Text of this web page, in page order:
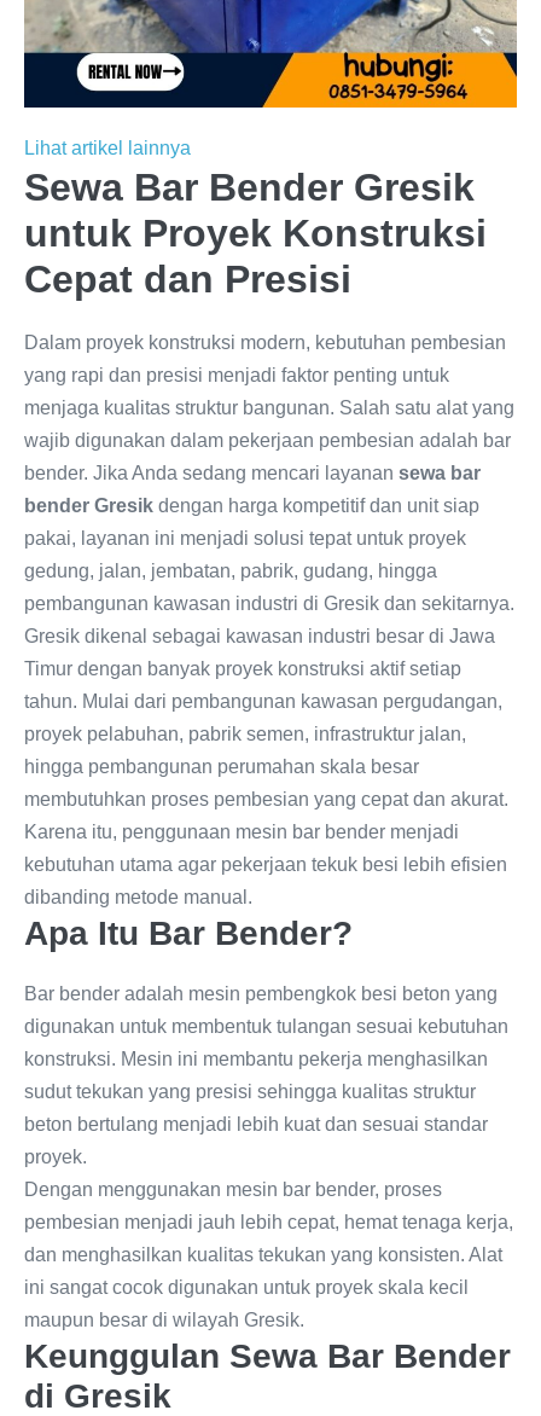
Lihat artikel lainnya
Sewa Bar Bender Gresik
untuk Proyek Konstruksi
Cepat dan Presisi
Dalam proyek konstruksi modern, kebutuhan pembesian
yang rapi dan presisi menjadi faktor penting untuk
menjaga kualitas struktur bangunan. Salah satu alat yang
wajib digunakan dalam pekerjaan pembesian adalah bar
bender. Jika Anda sedang mencari layanan sewa bar
bender Gresik dengan harga kompetitif dan unit siap
pakai, layanan ini menjadi solusi tepat untuk proyek
gedung, jalan, jembatan, pabrik, gudang, hingga
pembangunan kawasan industri di Gresik dan sekitarnya.
Gresik dikenal sebagai kawasan industri besar di Jawa
Timur dengan banyak proyek konstruksi aktif setiap
tahun. Mulai dari pembangunan kawasan pergudangan,
proyek pelabuhan, pabrik semen, infrastruktur jalan,
hingga pembangunan perumahan skala besar
membutuhkan proses pembesian yang cepat dan akurat.
Karena itu, penggunaan mesin bar bender menjadi
kebutuhan utama agar pekerjaan tekuk besi lebih efisien
dibanding metode manual.
Apa Itu Bar Bender?
Bar bender adalah mesin pembengkok besi beton yang
digunakan untuk membentuk tulangan sesuai kebutuhan
konstruksi. Mesin ini membantu pekerja menghasilkan
sudut tekukan yang presisi sehingga kualitas struktur
beton bertulang menjadi lebih kuat dan sesuai standar
proyek.
Dengan menggunakan mesin bar bender, proses
pembesian menjadi jauh lebih cepat, hemat tenaga kerja,
dan menghasilkan kualitas tekukan yang konsisten. Alat
ini sangat cocok digunakan untuk proyek skala kecil
maupun besar di wilayah Gresik.
Keunggulan Sewa Bar Bender
di Gresik